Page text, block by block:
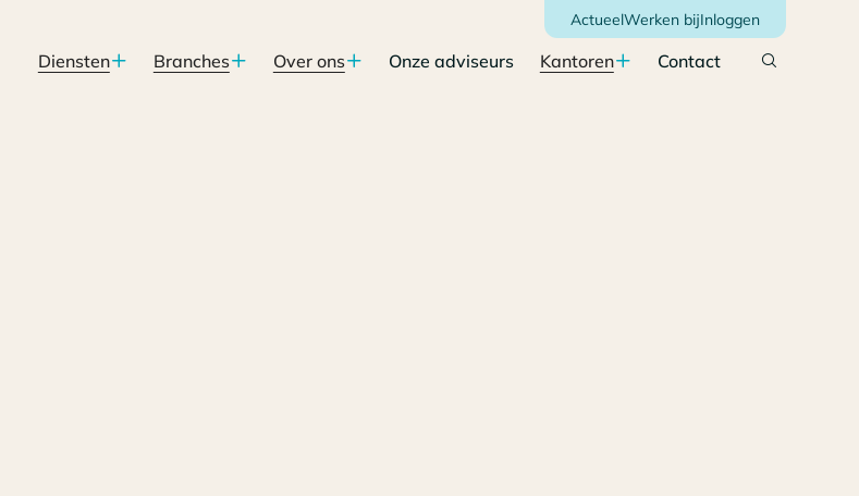
Inloggen
Werken bij
Actueel
Contact
Kantoren
Onze adviseurs
Over ons
Branches
Diensten